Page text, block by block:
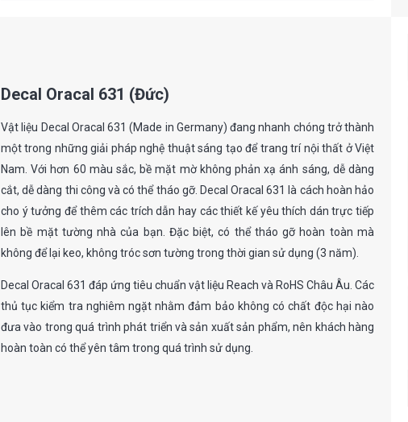
Decal Oracal 631 (Đức)
Vật liệu Decal Oracal 631 (Made in Germany) đang nhanh chóng trở thành
một trong những giải pháp nghệ thuật sáng tạo để trang trí nội thất ở Việt
Nam. Với hơn 60 màu sắc, bề mặt mờ không phản xạ ánh sáng, dễ dàng
cắt, dễ dàng thi công và có thể tháo gỡ. Decal Oracal 631 là cách hoàn hảo
cho ý tưởng để thêm các trích dẫn hay các thiết kế yêu thích dán trực tiếp
lên bề mặt tường nhà của bạn. Đặc biệt, có thể tháo gỡ hoàn toàn mà
không để lại keo, không tróc sơn tường trong thời gian sử dụng (3 năm).
Decal Oracal 631 đáp ứng tiêu chuẩn vật liệu Reach và RoHS Châu Âu. Các
thủ tục kiểm tra nghiêm ngặt nhằm đảm bảo không có chất độc hại nào
đưa vào trong quá trình phát triển và sản xuất sản phẩm, nên khách hàng
hoàn toàn có thể yên tâm trong quá trình sử dụng.